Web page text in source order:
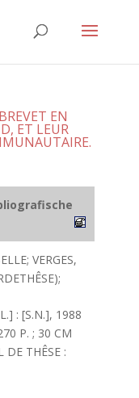
EN
ET LEUR
VERGES,
: [S.N.], 1988
P. ; 30 CM
THÊSE :